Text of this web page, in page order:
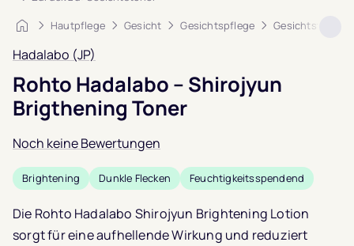
Startseite
Hautpflege Gesicht Gesichtspflege Gesichtstoner
Hadalabo (JP)
Rohto Hadalabo – Shirojyun
Brigthening Toner
Noch keine Bewertungen
Brightening Dunkle Flecken Feuchtigkeitsspendend
Die Rohto Hadalabo Shirojyun Brightening Lotion
sorgt für eine aufhellende Wirkung und reduziert